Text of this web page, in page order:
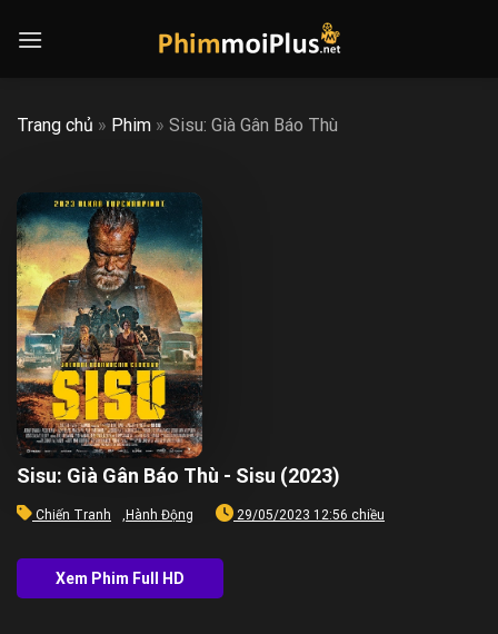
Trang chủ » Phim » Sisu: Già Gân Báo Thù
Sisu: Già Gân Báo Thù - Sisu (2023)
Chiến Tranh Hành Động 29/05/2023 12:56 chiều